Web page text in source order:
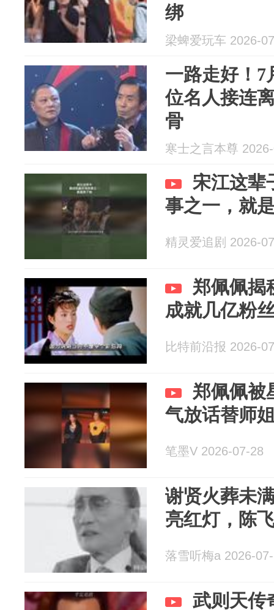
绑
梁蜱爱玩车 2026-
一路走好！7
位名人接连
骨
寒士之言本尊
宋江这辈
事之一，就
精灵爱追剧 2026-
郑佩佩揭
成就几亿粉
比特前沿报 2026-
郑佩佩被
气放话替师
笔墨V 2026-07-28
谢贤火葬未
亮红灯，陈
落雪听梅a 2026-
武则天传